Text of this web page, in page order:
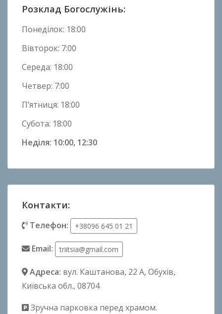
Розклад Богослужінь:
Понеділок: 18:00
Вівторок: 7:00
Середа: 18:00
Четвер: 7:00
П’ятниця: 18:00
Субота: 18:00
Неділя: 10:00, 12:30
Контакти:
Телефон: +38096 645 01 21
Email: triitsia@gmail.com
Адреса: вул. Каштанова, 22 А, Обухів,
Київська обл., 08704
Зручна парковка перед храмом.